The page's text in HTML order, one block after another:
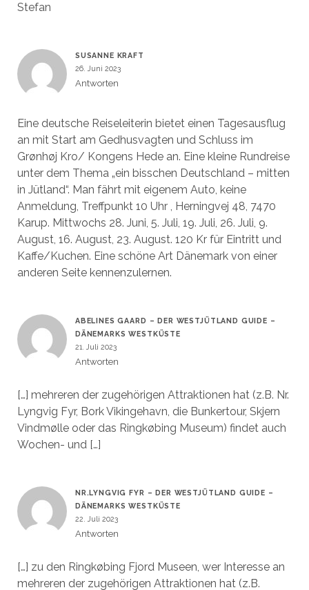
Stefan
SUSANNE KRAFT
26. Juni 2023
Antworten
Eine deutsche Reiseleiterin bietet einen Tagesausflug
an mit Start am Gedhusvagten und Schluss im
Grønhøj Kro/ Kongens Hede an. Eine kleine Rundreise
unter dem Thema „ein bisschen Deutschland – mitten
in Jütland“. Man fährt mit eigenem Auto, keine
Anmeldung, Treffpunkt 10 Uhr , Herningvej 48, 7470
Karup. Mittwochs 28. Juni, 5. Juli, 19. Juli, 26. Juli, 9.
August, 16. August, 23. August. 120 Kr für Eintritt und
Kaffe/Kuchen. Eine schöne Art Dänemark von einer
anderen Seite kennenzulernen.
ABELINES GAARD – DER WESTJÜTLAND GUIDE –
DÄNEMARKS WESTKÜSTE
21. Juli 2023
Antworten
[…] mehreren der zugehörigen Attraktionen hat (z.B. Nr.
Lyngvig Fyr, Bork Vikingehavn, die Bunkertour, Skjern
Vindmølle oder das Ringkøbing Museum) findet auch
Wochen- und […]
NR.LYNGVIG FYR – DER WESTJÜTLAND GUIDE –
DÄNEMARKS WESTKÜSTE
22. Juli 2023
Antworten
[…] zu den Ringkøbing Fjord Museen, wer Interesse an
mehreren der zugehörigen Attraktionen hat (z.B.